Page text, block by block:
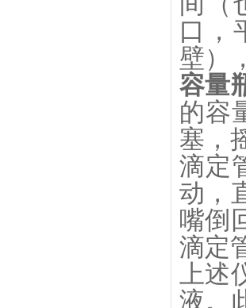
口，
壁）
容量
的容
塞，
滴定
动，
嘴倒
滴定
上
液。